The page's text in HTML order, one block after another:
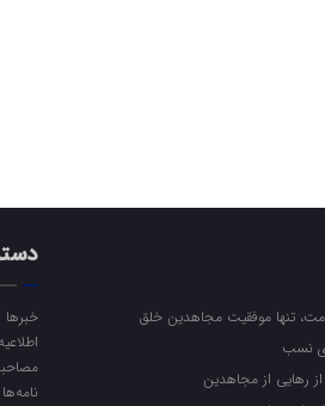
تنها موفقیت مجاهدین خلق
نسب
رهایی از مجاهدین
خبرها
نامه‌ها